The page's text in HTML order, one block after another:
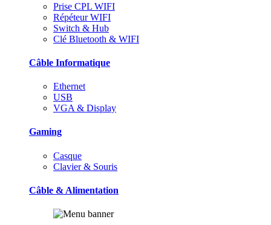
Prise CPL WIFI
Répéteur WIFI
Switch & Hub
Clé Bluetooth & WIFI
Câble Informatique
Ethernet
USB
VGA & Display
Gaming
Casque
Clavier & Souris
Câble & Alimentation